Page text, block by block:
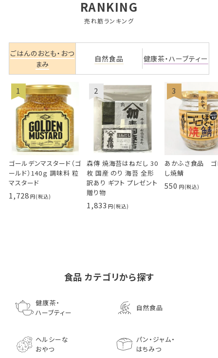
RANKING
売れ筋ランキング
ごはんのおとも・おつ
まみ
自然食品 健康茶・ハーブティー
ゴールデンマスタード（ゴ
ールド）140ｇ 調味料 粒
マスタード
1,728
森傳 焼海苔はねだし 30
枚 国産 のり 海苔 全形
訳あり ギフト プレゼント
贈り物
1,833
あかふさ食品 ゴ
し焼鯖
550
ールド）140ｇ 調味料 粒
マスタード
鰹節 食べる削り節
70g× 10袋セット おつま
75g（50袋）
1,296
食品 カテゴリから探す
健康茶・
ハーブティー
自然食品
ヘルシーな
おやつ
パン・ジャム・
はちみつ